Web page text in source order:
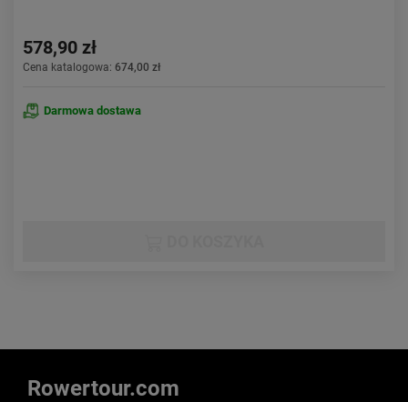
578,90 zł
Cena katalogowa: 674,00 zł
Darmowa dostawa
Rowertour.com